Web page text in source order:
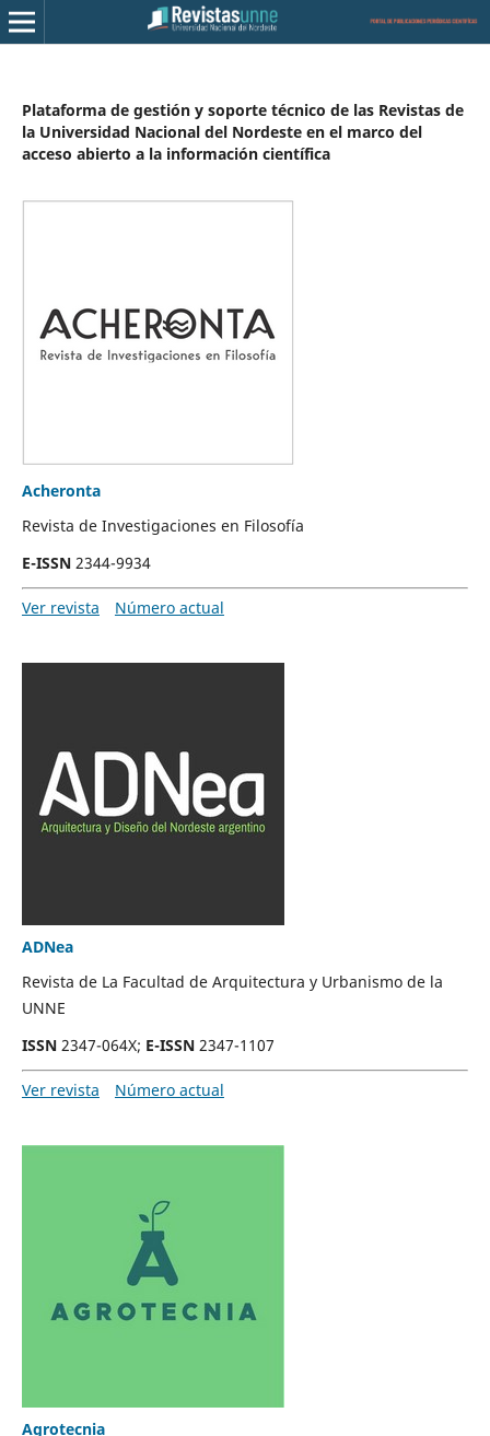
Plataforma de gestión y soporte técnico de las Revistas de
la Universidad Nacional del Nordeste en el marco del
acceso abierto a la información científica
Acheronta
Revista de Investigaciones en Filosofía
E-ISSN 2344-9934
Ver revista Número actual
ADNea
Revista de La Facultad de Arquitectura y Urbanismo de la
UNNE
ISSN2347-064X; E-ISSN2347-1107
Ver revista Número actual
Agrotecnia